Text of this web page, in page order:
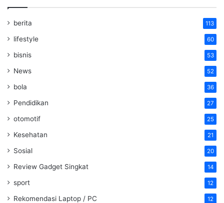
berita 113
lifestyle 60
bisnis 53
News 52
bola 36
Pendidikan 27
otomotif 25
Kesehatan 21
Sosial 20
Review Gadget Singkat 14
sport 12
Rekomendasi Laptop / PC 12